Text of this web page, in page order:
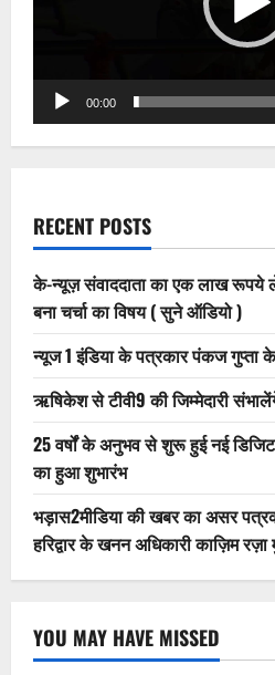
00:00
RECENT POSTS
के-न्यूज़ संवाददाता का एक लाख रूपये
बना चर्चा का विषय ( सुने ऑडियो )
न्यूज 1 इंडिया के पत्रकार पंकज
ऋषिकेश से टीवी9 की जिम्मेदारी
25 वर्षों के अनुभव से शुरू हुई नई
का हुआ शुभारंभ
भड़ास2मीडिया की खबर का असर
हरिद्वार के खनन अधिकारी काज़िम
YOU MAY HAVE MISSED